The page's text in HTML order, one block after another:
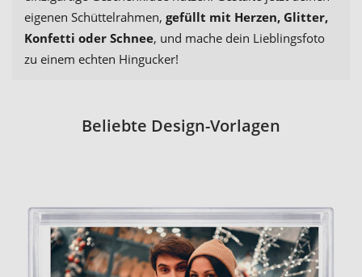
eigenen Schüttelrahmen, gefüllt mit Herzen, Glitter,
Konfetti oder Schnee, und mache dein Lieblingsfoto
zu einem echten Hingucker!
Beliebte Design-Vorlagen